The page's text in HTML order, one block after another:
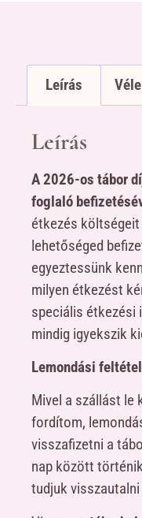
Leírás
Leírás
A 2026-os tábor
foglaló
étkezés költségeit
lehetőséged
egyeztessünk
milyen étkezést
speciális étkezési
mindig igyekszik
Lemondási
Mivel a szállást le
fordítom,
visszafizetni a
nap között
tudjuk